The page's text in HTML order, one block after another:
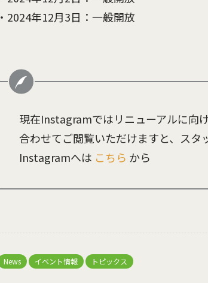
・2024年12月3日：一般開放
現在Instagramではリニューアルに向
合わせてご閲覧いただけますと、スタ
Instagramへは こちら から
News イベント情報 トピックス